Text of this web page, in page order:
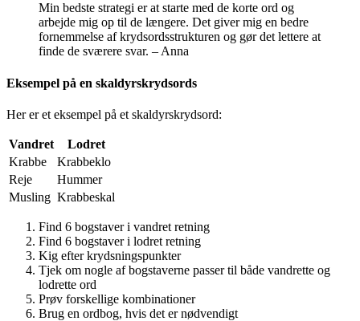
Min bedste strategi er at starte med de korte ord og
arbejde mig op til de længere. Det giver mig en bedre
fornemmelse af krydsordsstrukturen og gør det lettere at
finde de sværere svar. – Anna
Eksempel på en skaldyrskrydsords
Her er et eksempel på et skaldyrskrydsord:
Vandret
Lodret
Krabbe
Krabbeklo
Reje
Hummer
Musling Krabbeskal
Find 6 bogstaver i vandret retning
Find 6 bogstaver i lodret retning
Kig efter krydsningspunkter
Tjek om nogle af bogstaverne passer til både vandrette og
lodrette ord
Prøv forskellige kombinationer
Brug en ordbog, hvis det er nødvendigt